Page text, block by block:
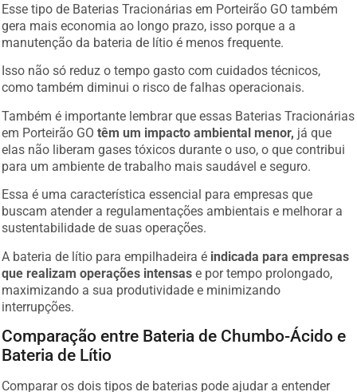
Esse tipo de Baterias Tracionárias em Porteirão GO também
gera mais economia ao longo prazo, isso porque a a
manutenção da bateria de lítio é menos frequente.
Isso não só reduz o tempo gasto com cuidados técnicos,
como também diminui o risco de falhas operacionais.
Também é importante lembrar que essas Baterias Tracionárias
em Porteirão GOtêm um impacto ambiental menor, já que
elas não liberam gases tóxicos durante o uso, o que contribui
para um ambiente de trabalho mais saudável e seguro.
Essa é uma característica essencial para empresas que
buscam atender a regulamentações ambientais e melhorar a
sustentabilidade de suas operações.
A bateria de lítio para empilhadeira é indicada para empresas
que realizam operações intensas e por tempo prolongado,
maximizando a sua produtividade e minimizando
interrupções.
Comparação entre Bateria de Chumbo-Ácido e
Bateria de Lítio
Comparar os dois tipos de baterias pode ajudar a entender